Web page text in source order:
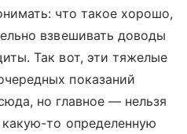
что такое хорошо,
взвешивать доводы
Так вот, эти тяжелые
показаний
но главное — нельзя
какую-то определенную